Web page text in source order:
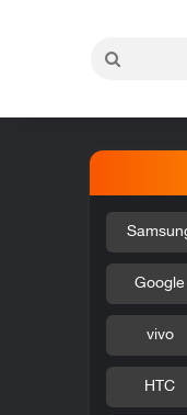
Google
vivo
HTC